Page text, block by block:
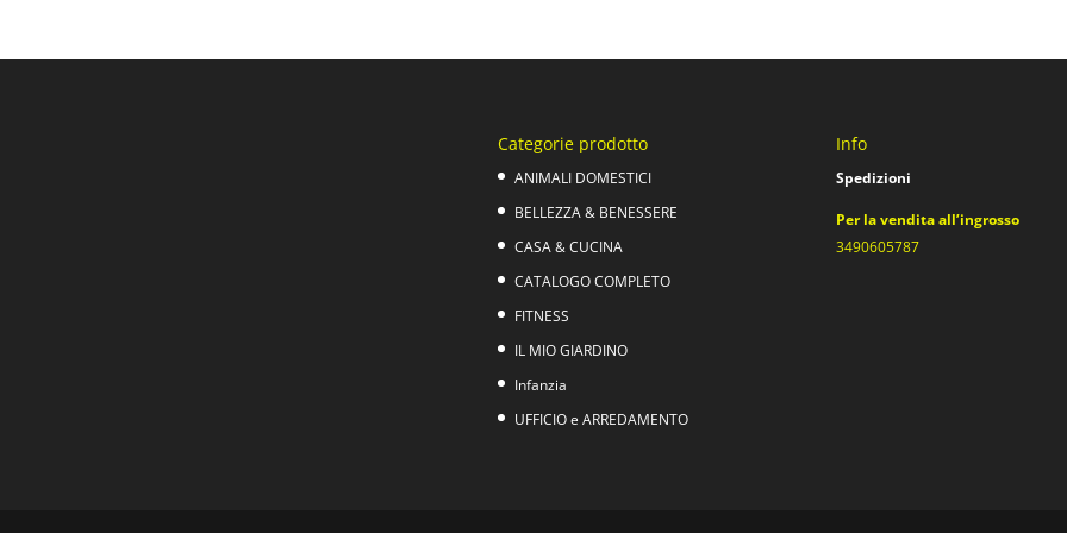
Categorie prodotto
ANIMALI DOMESTICI
BELLEZZA & BENESSERE
CASA & CUCINA
CATALOGO COMPLETO
FITNESS
IL MIO GIARDINO
Infanzia
UFFICIO e ARREDAMENTO
Info
Spedizioni
Per la vendita all’ingrosso
3490605787